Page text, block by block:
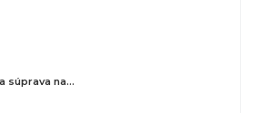
súprava na…